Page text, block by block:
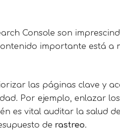
Console son
importante está a
las páginas clave y
Por ejemplo, enlazar
es vital auditar la salud
de rastreo.